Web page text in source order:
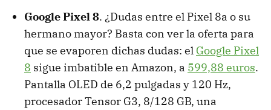
Google Pixel 8. ¿Dudas entre el Pixel 8a o su
hermano mayor? Basta con ver la oferta para
que se evaporen dichas dudas: el Google Pixel
8 sigue imbatible en Amazon, a 599,88 euros.
Pantalla OLED de 6,2 pulgadas y 120 Hz,
procesador Tensor G3, 8/128 GB, una